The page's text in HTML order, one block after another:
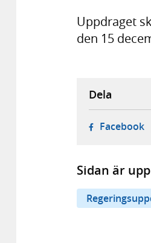
Uppdraget
den 15
Dela
Facebook-
Sidan är